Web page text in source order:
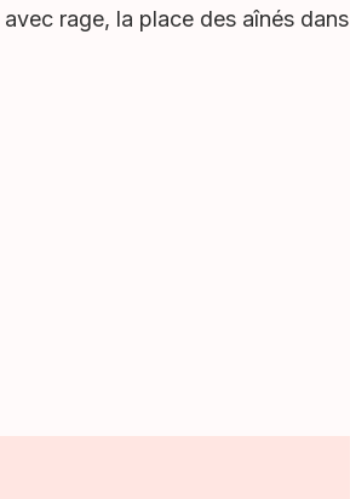
rage, la place des aînés dans